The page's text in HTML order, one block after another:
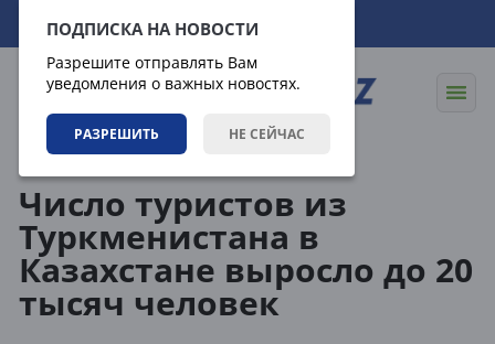
ПОДПИСКА НА НОВОСТИ
Разрешите отправлять Вам
уведомления о важных новостях.
РАЗРЕШИТЬ НЕ СЕЙЧАС
07.08.2026 16:22:29
Число туристов из
Туркменистана в
Казахстане выросло до 20
тысяч человек